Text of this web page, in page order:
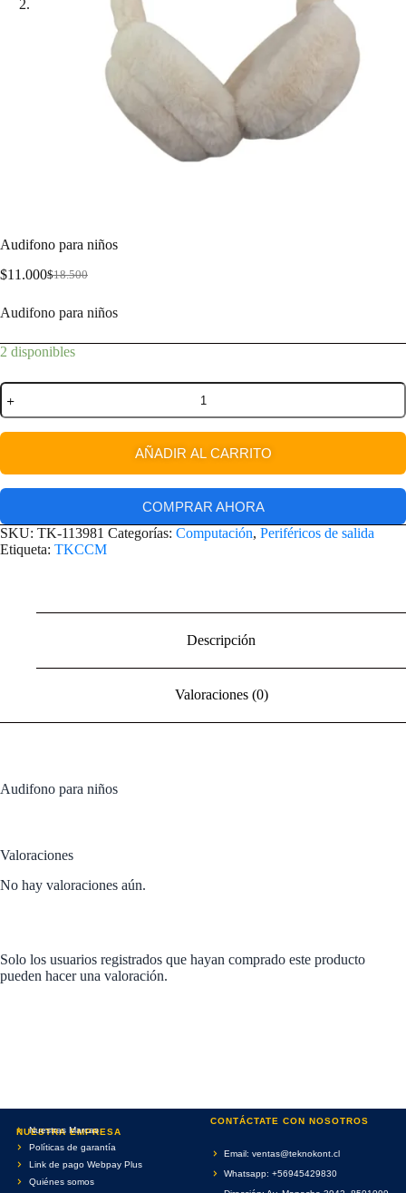
Audifono para niños
$18.500
$11.000
Audifono para niños
2 disponibles
AÑADIR AL CARRITO
COMPRAR AHORA
SKU: TK-113981 Categorías: Computación, Periféricos de salida
Etiqueta: TKCCM
Descripción
Valoraciones (0)
Audifono para niños
Valoraciones
No hay valoraciones aún.
Solo los usuarios registrados que hayan comprado este producto
pueden hacer una valoración.
NUESTRA EMPRESA
Nuestras Marcas
Políticas de garantía
Link de pago Webpay Plus
Quiénes somos
CONTÁCTATE CON NOSOTROS
Email: ventas@teknokont.cl
Whatsapp: +56945429830